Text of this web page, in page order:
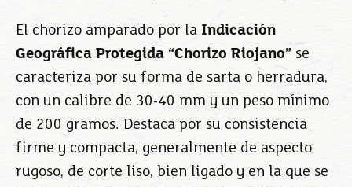
El chorizo amparado por la Indicación
Geográfica Protegida “Chorizo Riojano” se
caracteriza por su forma de sarta o herradura,
con un calibre de 30-40 mm y un peso mínimo
de 200 gramos. Destaca por su consistencia
firme y compacta, generalmente de aspecto
rugoso, de corte liso, bien ligado y en la que se